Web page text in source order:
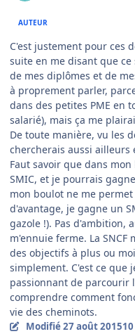
AUTEUR
C'est justement pour ces
suite en me disant que
de mes diplômes et de
à proprement parler,
dans des petites PME en
salarié), mais ça me
De toute manière, vu les
chercherais aussi ailleurs
Faut savoir que dans
SMIC, et je pourrais
mon boulot ne me
d'avantage, je gagne un
gazole !). Pas d'ambition,
m'ennuie ferme. La
des objectifs à plus ou
simplement. C'est ce que
passionnant de parcourir
comprendre comment
vie des cheminots.
Modifié27 août 2015